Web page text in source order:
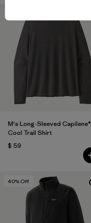
M's Long-Sleeved Capilene®
Cool Trail Shirt
$ 59
40% Off